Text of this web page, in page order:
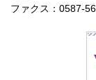
ファクス：0587-